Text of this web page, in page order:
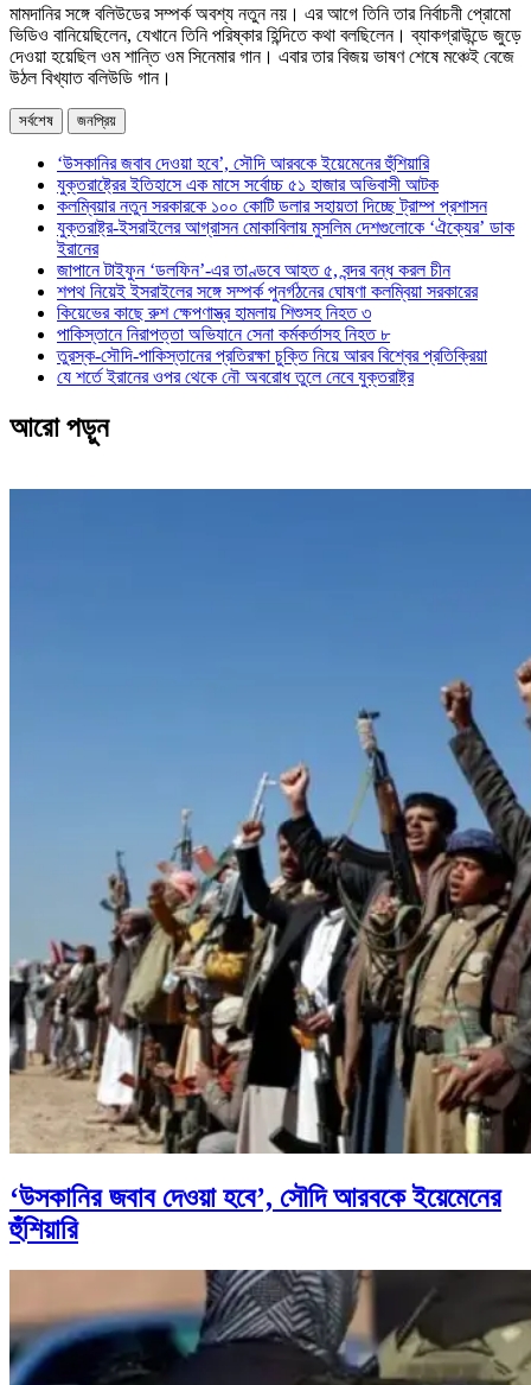
মামদানির সঙ্গে বলিউডের সম্পর্ক অবশ্য নতুন নয়। এর আগে তিনি তার নির্বাচনী প্রোমো
ভিডিও বানিয়েছিলেন, যেখানে তিনি পরিষ্কার হিন্দিতে কথা বলছিলেন। ব্যাকগ্রাউন্ডে জুড়ে
দেওয়া হয়েছিল ওম শান্তি ওম সিনেমার গান। এবার তার বিজয় ভাষণ শেষে মঞ্চেই বেজে
উঠল বিখ্যাত বলিউডি গান।
সর্বশেষ জনপ্রিয়
‘উসকানির জবাব দেওয়া হবে’, সৌদি আরবকে ইয়েমেনের হুঁশিয়ারি
যুক্তরাষ্ট্রের ইতিহাসে এক মাসে সর্বোচ্চ ৫১ হাজার অভিবাসী আটক
কলম্বিয়ার নতুন সরকারকে ১০০ কোটি ডলার সহায়তা দিচ্ছে ট্রাম্প প্রশাসন
যুক্তরাষ্ট্র-ইসরাইলের আগ্রাসন মোকাবিলায় মুসলিম দেশগুলোকে ‘ঐক্যের’ ডাক
ইরানের
জাপানে টাইফুন ‘ডলফিন’-এর তাণ্ডবে আহত ৫, বন্দর বন্ধ করল চীন
শপথ নিয়েই ইসরাইলের সঙ্গে সম্পর্ক পুনর্গঠনের ঘোষণা কলম্বিয়া সরকারের
কিয়েভের কাছে রুশ ক্ষেপণাস্ত্র হামলায় শিশুসহ নিহত ৩
পাকিস্তানে নিরাপত্তা অভিযানে সেনা কর্মকর্তাসহ নিহত ৮
তুরস্ক-সৌদি-পাকিস্তানের প্রতিরক্ষা চুক্তি নিয়ে আরব বিশ্বের প্রতিক্রিয়া
যে শর্তে ইরানের ওপর থেকে নৌ অবরোধ তুলে নেবে যুক্তরাষ্ট্র
আরো পড়ুন
‘উসকানির জবাব দেওয়া হবে’, সৌদি আরবকে ইয়েমেনের
হুঁশিয়ারি